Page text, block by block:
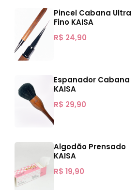
Pincel Cabana Ultra
Fino KAISA
R$ 24,90
Espanador Cabana
KAISA
R$ 29,90
Algodão Prensado
KAISA
R$ 19,90